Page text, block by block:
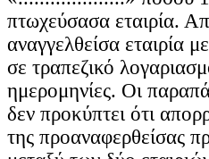
πτωχεύσασα εταιρία.
αναγγελθείσα εταιρία
σε τραπεζικό
ημερομηνίες. Οι
δεν προκύπτει ότι
της προαναφερθείσας